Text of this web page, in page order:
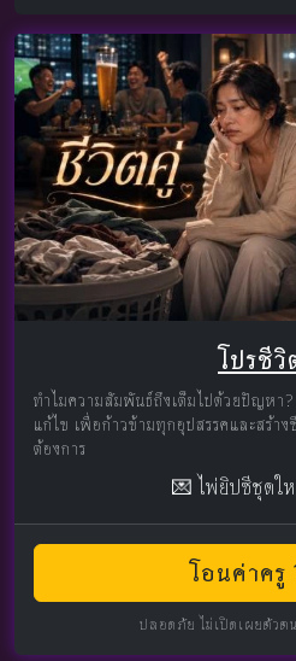
โปรชีวิ
ทำไมความสัมพันธ์ถึงเต็มไปด้วยปัญหา
แก้ไข เพื่อก้าวข้ามทุกอุปสรรคและสร้า
ต้องการ
💌 ไพ่ยิปซีชุดใ
โอนค่าครู
ปลอดภัย ไม่เปิดเผยตัวต